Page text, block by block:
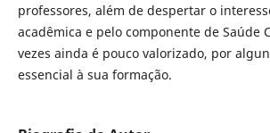
professores, além de despertar o
acadêmica e pelo componente de Saúde
vezes ainda é pouco valorizado, por
essencial à sua formação.